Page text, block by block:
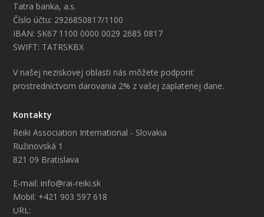
Tatra banka, a.s.
Číslo účtu: 2926850817/1100
IBAN: SK67 1100 0000 0029 2685 0817
SWIFT: TATRSKBX
V našej neziskovej oblasti nás môžete podporiť
prostredníctvom darovania 2% z vašej zaplatenej dane.
Kontakty
Reiki Association International - Slovakia
Ružinovská 1
821 09 Bratislava
E-mail: info@rai-reiki.sk
Mobil: +421 903 597 618
URL: